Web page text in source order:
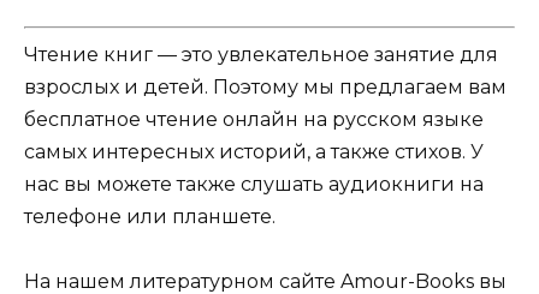
Чтение книг — это увлекательное занятие для
взрослых и детей. Поэтому мы предлагаем вам
бесплатное чтение онлайн на русском языке
самых интересных историй, а также стихов. У
нас вы можете также слушать аудиокниги на
телефоне или планшете.
На нашем литературном сайте Amour-Books вы